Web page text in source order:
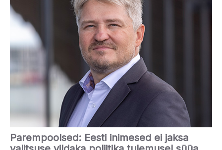
Parempoolsed: Eesti inimesed ei jaksa